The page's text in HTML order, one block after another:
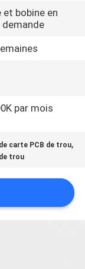
bobine en
par mois
carte PCB de trou,
trou